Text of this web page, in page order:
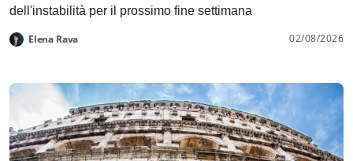
dell'instabilità per il prossimo fine settimana
Elena Rava 02/08/2026